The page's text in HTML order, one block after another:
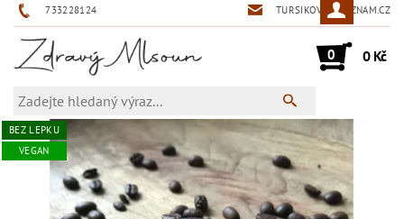
733228124 TURSIKOVA@SEZNAM.CZ
0 0 Kč
BEZ LEPKU
VEGAN